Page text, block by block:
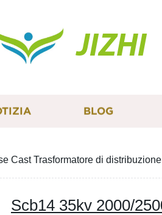
JIZHI
BLOG
Cast Trasformatore di
Scb14 35kv 2000/